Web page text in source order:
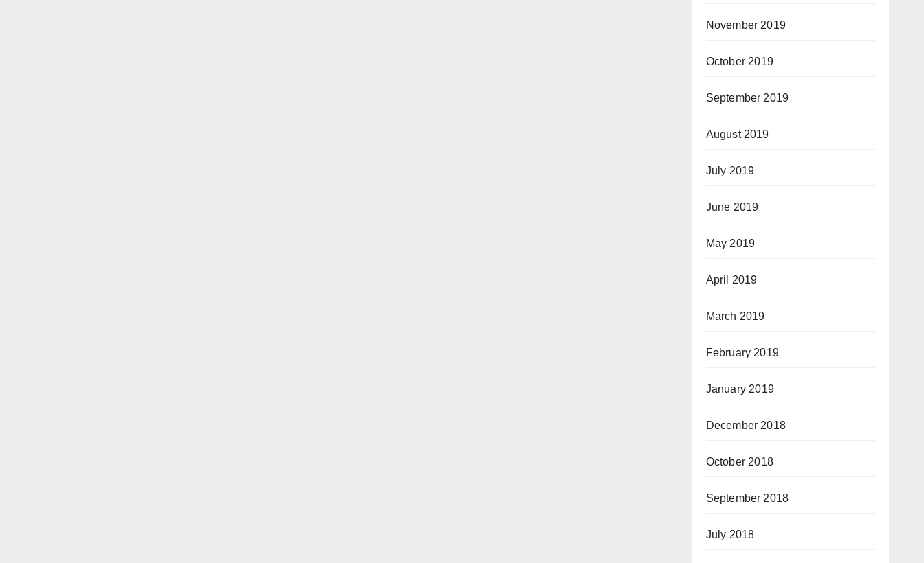
November 2019
October 2019
September 2019
August 2019
July 2019
June 2019
May 2019
April 2019
March 2019
February 2019
January 2019
December 2018
October 2018
September 2018
July 2018